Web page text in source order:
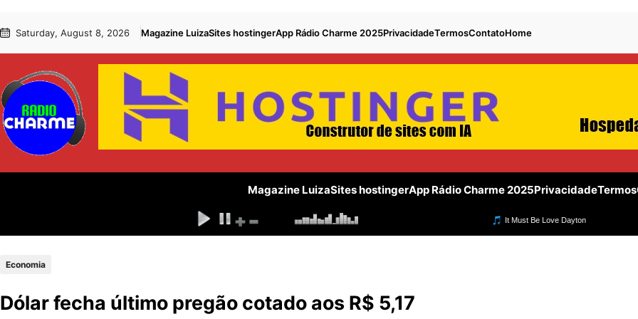
para
conteúdo
to Saturday, August 8, 2026 Magazine LuizaSites hostingerApp Rádio Charme 2025PrivacidadeTermosContatoHome
Magazine LuizaSites hostingerApp Rádio Charme 2025PrivacidadeTermos
Economia
Dólar fecha último pregão cotado aos R$ 5,17